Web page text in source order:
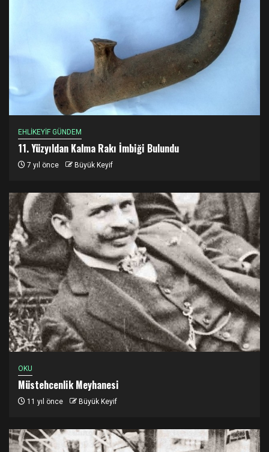
EHLİKEYİF GÜNDEM
11. Yüzyıldan Kalma Rakı İmbiği Bulundu
7 yıl önce Büyük Keyif
OKU
Müstehcenlik Meyhanesi
11 yıl önce Büyük Keyif